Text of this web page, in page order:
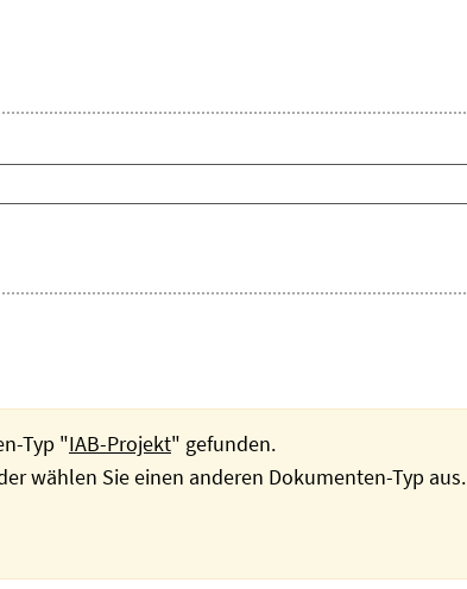
Typ "IAB-Projekt" gefunden.
wählen Sie einen anderen Dokumenten-Typ aus.